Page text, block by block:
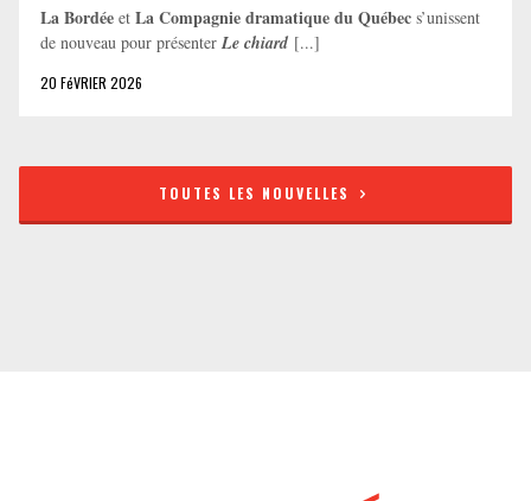
La Bordée et La Compagnie dramatique du Québec s’unissent
de nouveau pour présenter Le chiard [...]
20 FéVRIER 2026
TOUTES LES NOUVELLES